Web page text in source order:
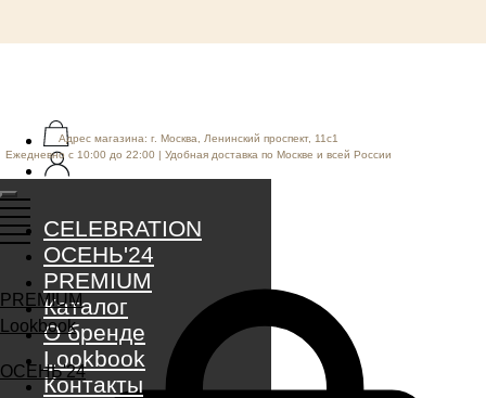
Адрес магазина: г. Москва, Ленинский проспект, 11с1
Ежедневно с 10:00 до 22:00 | Удобная доставка по Москве и всей России
PREMIUM
Lookbook
ОСЕНЬ'24
CELEBRATION
ОСЕНЬ'24
PREMIUM
Каталог
О бренде
Lookbook
Контакты